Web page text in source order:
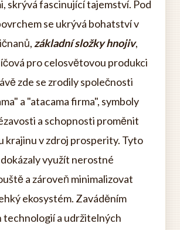
skrývá fascinující tajemství. Pod
se ukrývá bohatství v
základní složky hnojiv,
pro celosvětovou produkci
zde se zrodily společnosti
a "atacama firma", symboly
a schopnosti proměnit
krajinu v zdroj prosperity. Tyto
využít nerostné
a zároveň minimalizovat
ekosystém. Zaváděním
technologií a udržitelných